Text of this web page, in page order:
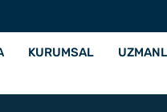
KURUMSAL